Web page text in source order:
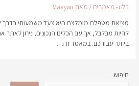
בלוג- מאמרים / מאת Maayan
מציאת מטפלת מומלצת היא צעד משמעותי בדרך
להיות מבלבל, אך עם הכלים הנכונים, ניתן
ביותר עבורכם. במאמר זה…
חיפוש